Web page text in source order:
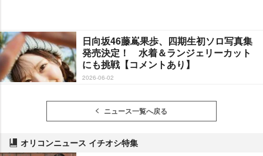
日向坂46藤嶌果歩、四期生初ソロ写真集
発売決定！ 水着＆ランジェリーカット
にも挑戦【コメントあり】
2026-06-02
ニュース一覧へ戻る
オリコンニュース イチオシ特集